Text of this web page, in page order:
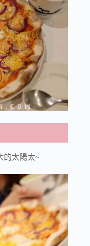
的太陽太~